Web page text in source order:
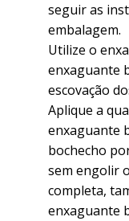
seguir as
embalagem.
Utilize o
enxaguante
escovação
Aplique a
enxaguante
bochecho
sem engolir
completa,
enxaguante